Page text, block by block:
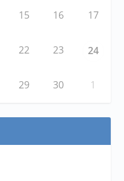
15 16 17
22 23 24
29 30 1